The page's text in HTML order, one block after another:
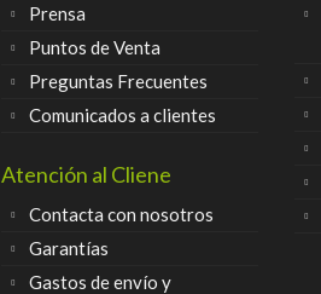
Prensa
Puntos de Venta
Preguntas Frecuentes
Comunicados a clientes
Atención al Cliene
Contacta con nosotros
Garantías
Gastos de envío y